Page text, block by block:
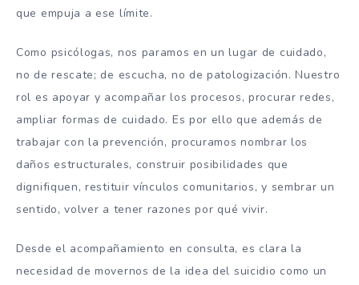
que empuja a ese límite.
Como psicólogas, nos paramos en un lugar de cuidado,
no de rescate; de escucha, no de patologización. Nuestro
rol es apoyar y acompañar los procesos, procurar redes,
ampliar formas de cuidado. Es por ello que además de
trabajar con la prevención, procuramos nombrar los
daños estructurales, construir posibilidades que
dignifiquen, restituir vínculos comunitarios, y sembrar un
sentido, volver a tener razones por qué vivir.
Desde el acompañamiento en consulta, es clara la
necesidad de movernos de la idea del suicidio como un